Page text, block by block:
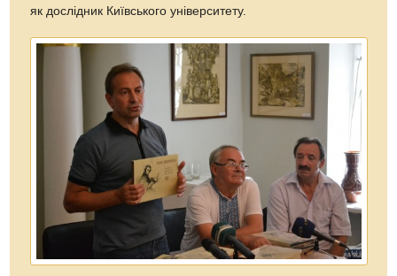
як дослідник Київського університету.